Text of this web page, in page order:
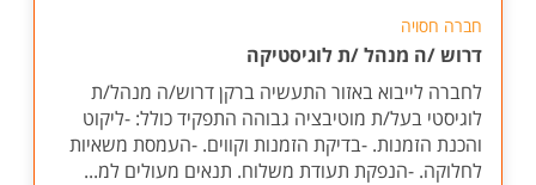
חברה חסויה
דרוש /ה מנהל /ת לוגיסטיקה
לחברה לייבוא באזור התעשיה ברקן דרוש/ה מנהל/ת
לוגיסטי בעל/ת מוטיבציה גבוהה התפקיד כולל: -ליקוט
והכנת הזמנות. -בדיקת הזמנות וקווים. -העמסת משאיות
לחלוקה. -הנפקת תעודת משלוח. תנאים מעולים למ...